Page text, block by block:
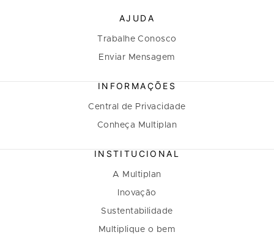
AJUDA
Trabalhe Conosco
Enviar Mensagem
INFORMAÇÕES
Central de Privacidade
Conheça Multiplan
INSTITUCIONAL
A Multiplan
Inovação
Sustentabilidade
Multiplique o bem